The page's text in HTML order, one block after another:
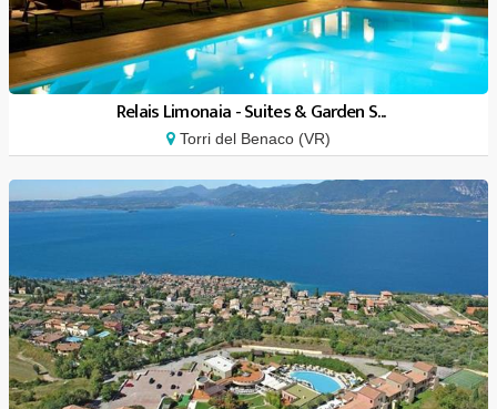
Relais Limonaia - Suites & Garden S...
Torri del Benaco (VR)